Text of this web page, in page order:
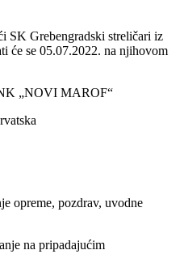
SK Grebengradski streličari iz
će se 05.07.2022. na njihovom
„NOVI MAROF“
opreme, pozdrav, uvodne
na pripadajućim